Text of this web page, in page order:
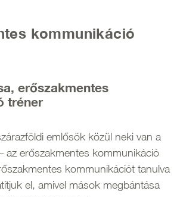
kommunikáció
erőszakmentes
tréner
emlősök közül neki van a
az erőszakmentes kommunikáció
kommunikációt tanulva
el, amivel mások megbántása